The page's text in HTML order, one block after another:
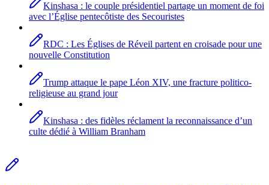
Kinshasa : le couple présidentiel partage un moment de foi
avec l’Église pentecôtiste des Secouristes
RDC : Les Églises de Réveil partent en croisade pour une
nouvelle Constitution
Trump attaque le pape Léon XIV, une fracture politico-
religieuse au grand jour
Kinshasa : des fidèles réclament la reconnaissance d’un
culte dédié à William Branham